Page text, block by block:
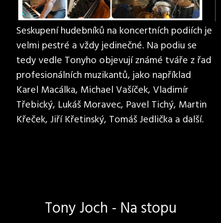
Seskupení hudebníků na koncertních podiích je
velmi pestré a vždy jedinečné. Na podiu se
tedy vedle Tonyho objevují známé tváře z řad
profesionálních muzikantů, jako například
Karel Macálka, Michael Vašíček, Vladimír
Třebický, Lukáš Moravec, Pavel Tichý, Martin
Křeček, Jiří Křetinský, Tomáš Jedlička a další.
Tony Joch - Na stopu